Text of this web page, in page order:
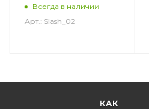
Всегда в наличии
Арт.: Slash_02
КАК